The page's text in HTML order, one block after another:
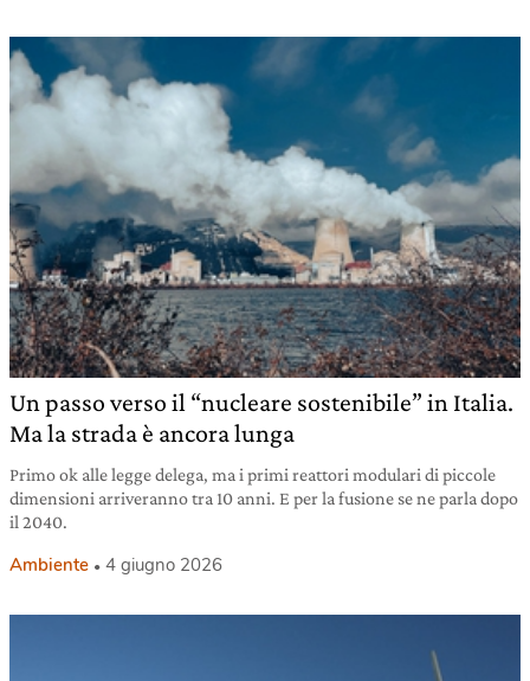
Un passo verso il “nucleare sostenibile” in Italia.
Ma la strada è ancora lunga
Primo ok alle legge delega, ma i primi reattori modulari di piccole
dimensioni arriveranno tra 10 anni. E per la fusione se ne parla dopo
il 2040.
Ambiente 4 giugno 2026